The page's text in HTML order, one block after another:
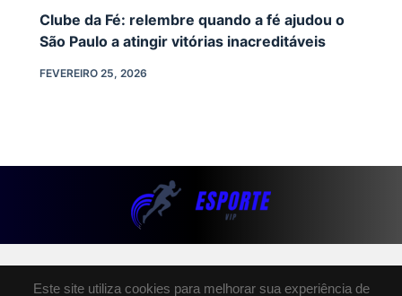
Este site utiliza cookies para melhorar sua experiência de
Clube da Fé: relembre quando a fé ajudou o
São Paulo a atingir vitórias inacreditáveis
FEVEREIRO 25, 2026